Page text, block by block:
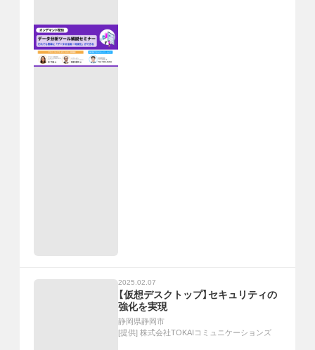
2025.02.07
【仮想デスクトップ】セキュリティの
強化を実現
静岡県静岡市
[提供] 株式会社TOKAIコミュニケーションズ